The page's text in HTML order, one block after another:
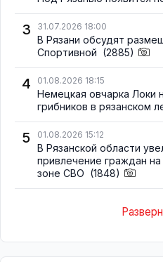
3 31.07.2026 18:00
В Рязани обсудят
Спортивной (2885)
4 01.08.2026 18:15
Немецкая овчарка Локи
грибников в рязанском
5 01.08.2026 15:12
В Рязанской области
привлечение граждан
зоне СВО (1848)